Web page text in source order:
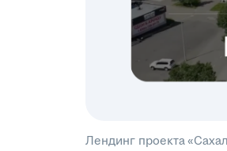
Лендинг проекта